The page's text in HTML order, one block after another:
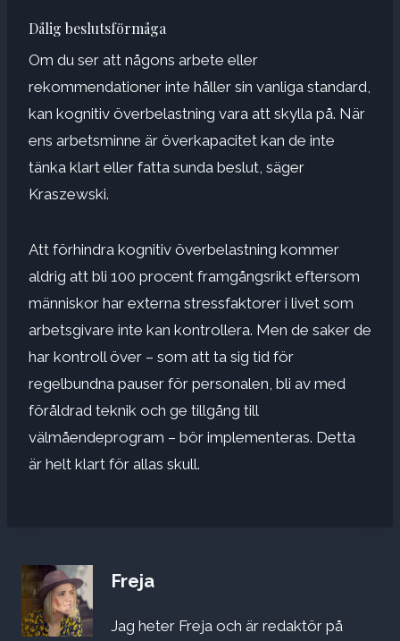
Dålig beslutsförmåga
Om du ser att någons arbete eller
rekommendationer inte håller sin vanliga standard,
kan kognitiv överbelastning vara att skylla på. När
ens arbetsminne är överkapacitet kan de inte
tänka klart eller fatta sunda beslut, säger
Kraszewski.
Att förhindra kognitiv överbelastning kommer
aldrig att bli 100 procent framgångsrikt eftersom
människor har externa stressfaktorer i livet som
arbetsgivare inte kan kontrollera. Men de saker de
har kontroll över – som att ta sig tid för
regelbundna pauser för personalen, bli av med
föråldrad teknik och ge tillgång till
välmåendeprogram – bör implementeras. Detta
är helt klart för allas skull.
Freja
Jag heter Freja och är redaktör på